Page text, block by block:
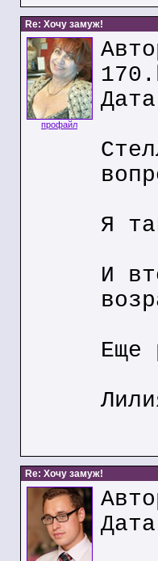
Re: Хочу замуж!
профайл
Я
И
Еще
Re: Хочу замуж!